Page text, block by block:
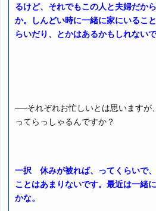
るけど、それでもこの人と夫婦だか
か。しんどい時に一緒に家にいるこ
らいだり、とかはあるかもしれないで
──それぞれお忙しいとは思いますが
ってらっしゃるんですか？
一択 休みが被れば、ってくらいで
ことはあまりないです。最近は一緒
かな。